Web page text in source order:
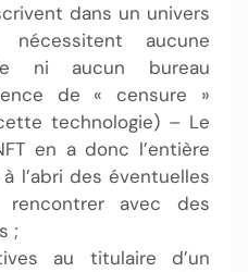
dans un univers
aucune
ni aucun bureau
de « censure »
technologie) – Le
en a donc l’entière
l’abri des éventuelles
avec des
;
au titulaire d’un